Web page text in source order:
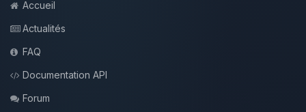
Accueil
Actualités
FAQ
Documentation API
Forum